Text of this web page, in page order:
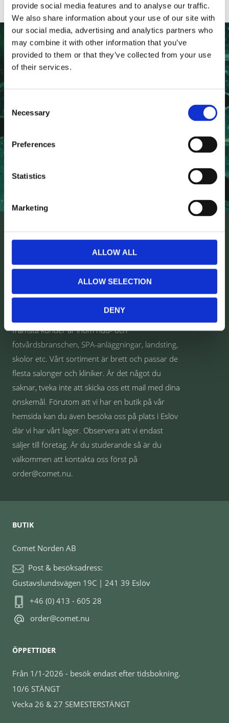
provide social media features and to analyse our traffic.
We also share information about your use of our site with
our social media, advertising and analytics partners who
may combine it with other information that you’ve
provided to them or that they’ve collected from your use
of their services.
Selection
Necessary
Preferences
Statistics
Marketing
ALLOW ALL
ALLOW SELECTION
DENY
NYHETSBREV
Dina personuppgifter behandlas i enlighet med vår integritetspolicy
Välkommen till Comet Norden AB
Vi är en grossistfirma som säljer allt från
behandlingsbänkar och klinikutrustning till
förbrukningsmaterial som Nitrilhandskar, bomull,
vax, arbetskläder och mycket annat. Våra
främsta kunder är inom hud- och
fotvårdsbranschen, SPA-anläggningar, landsting,
skolor etc. Vårt sortiment är brett och passar de
flesta salonger och kliniker. Är det något du
saknar, tveka inte att skicka oss ett mail med dina
önskemål. Förutom att vi har en butik på vår
hemsida kan du även besöka oss på plats i Eslöv
där vi har vårt lager. Observera att vi endast
säljer till företag. Är du studerande så är du
välkommen att kontakta oss först på
order@comet.nu.
BUTIK
Comet Norden AB
Post & besöksadress:
Gustavslundsvägen 19C | 241 39 Eslöv
+46 (0) 413 - 605 28
order@comet.nu
ÖPPETTIDER
Från 1/1-2026 - besök endast efter tidsbokning.
10/6 STÄNGT
Vecka 26 & 27 SEMESTERSTÄNGT